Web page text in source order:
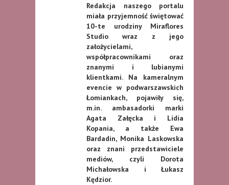
Redakcja naszego portalu
miała przyjemność świętować
10-te urodziny Miraflores
Studio wraz z jego
założycielami,
współpracownikami oraz
znanymi i lubianymi
klientkami. Na kameralnym
evencie w podwarszawskich
Łomiankach, pojawiły się,
m.in. ambasadorki marki
Agata Załęcka i Lidia
Kopania, a także Ewa
Bardadin, Monika Laskowska
oraz znani przedstawiciele
mediów, czyli Dorota
Michałowska i Łukasz
Kędzior.